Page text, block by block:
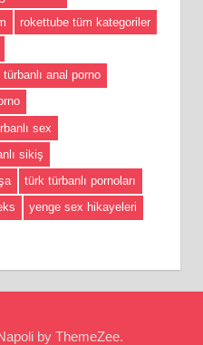
rokettube tüm kategoriler
türbanlı anal porno
sex
sikiş
türk türbanlı pornoları
yenge sex hikayeleri
by ThemeZee.